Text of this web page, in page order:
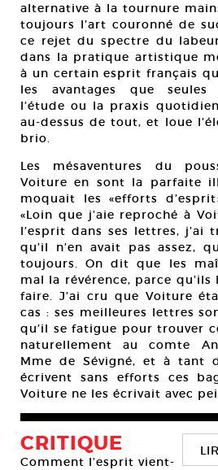
alternative à la tournure
toujours l’art couronné de
ce rejet du spectre du
dans la pratique artistique
à un certain esprit français
les avantages que seules
l’étude ou la praxis
au-dessus de tout, et loue
brio.
Les mésaventures du
Voiture en sont la parfaite
moquait les «efforts
«Loin que j’aie reproché à
l’esprit dans ses lettres, j’ai
qu’il n’en avait pas assez,
toujours. On dit que les
mal la révérence, parce
faire. J’ai cru que Voiture
cas : ses meilleures lettres
qu’il se fatigue pour trouver
naturellement au comte
Mme de Sévigné, et à tant
écrivent sans efforts ces
Voiture ne les écrivait avec
CRITIQUE
Comment l’esprit vient-